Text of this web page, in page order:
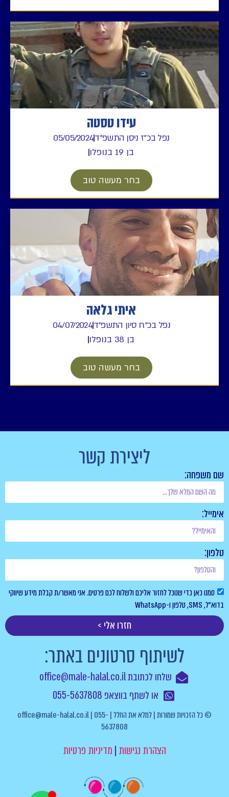
עידו טסטה
נפל בכ"ז ניסן התשפ"ד05/05/2024
בן 19 בנופלו
בחר מעשה טוב
איתי גלאה
נפל בכ"ח סיון התשפ"ד04/07/2024
בן 38 בנופלו
בחר מעשה טוב
ליצירת קשר
שם משפחה:
אימייל:
טלפון:
סמנו כאן כדי שנוכל לחזור אליכם ולשלוח לכם פרטים. אני מאשר/ת קבלת מידע שיווקי
בדוא”ל, SMS, טלפון ו-WhatsApp
חזרו אלי >
לשיתוף סרטונים באתר:
שלחו לכתובת office@male-halal.co.il
או לשתף בווצאפ 055-5637808
© כל הזכויות שמורות | למלא את החלל | office@male-halal.co.il | 055-
5637808
הצהרת נגישות | מדיניות פרטיות